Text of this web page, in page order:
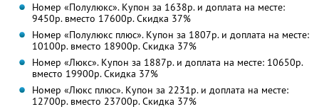
Номер «Полулюкс». Купон за 1638р. и доплата на месте:
9450р. вместо 17600р. Скидка 37%
Номер «Полулюкс плюс». Купон за 1807р. и доплата на месте:
10100р. вместо 18900р. Скидка 37%
Номер «Люкс». Купон за 1887р. и доплата на месте: 10650р.
вместо 19900р. Скидка 37%
Номер «Люкс плюс». Купон за 2231р. и доплата на месте:
12700р. вместо 23700р. Скидка 37%